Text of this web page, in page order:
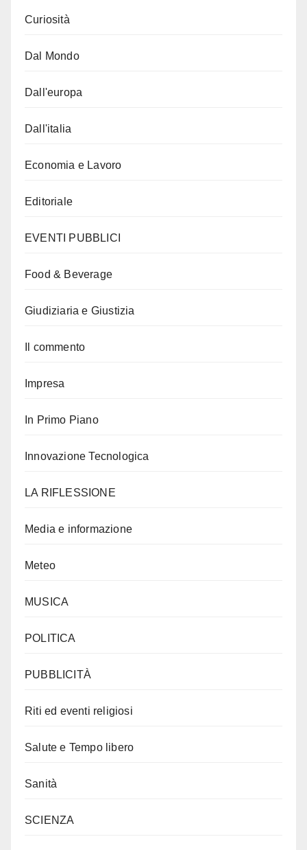
Curiosità
Dal Mondo
Dall'europa
Dall'italia
Economia e Lavoro
Editoriale
EVENTI PUBBLICI
Food & Beverage
Giudiziaria e Giustizia
Il commento
Impresa
In Primo Piano
Innovazione Tecnologica
LA RIFLESSIONE
Media e informazione
Meteo
MUSICA
POLITICA
PUBBLICITÀ
Riti ed eventi religiosi
Salute e Tempo libero
Sanità
SCIENZA